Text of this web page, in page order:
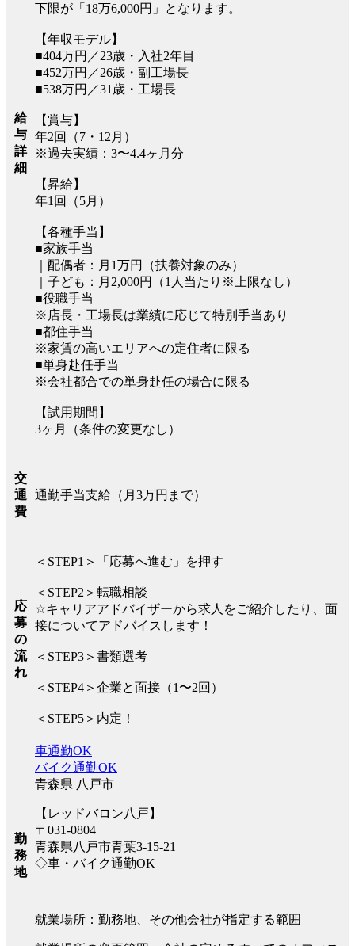
給
与
詳
細
下限が「18万6,000円」となります。
【年収モデル】
■404万円／23歳・入社2年目
■452万円／26歳・副工場長
■538万円／31歳・工場長
【賞与】
年2回（7・12月）
※過去実績：3〜4.4ヶ月分
【昇給】
年1回（5月）
【各種手当】
■家族手当
｜配偶者：月1万円（扶養対象のみ）
｜子ども：月2,000円（1人当たり※上限なし）
■役職手当
※店長・工場長は業績に応じて特別手当あり
■都住手当
※家賃の高いエリアへの定住者に限る
■単身赴任手当
※会社都合での単身赴任の場合に限る
【試用期間】
3ヶ月（条件の変更なし）
交
通
費
通勤手当支給（月3万円まで）
応
募
の
流
れ
＜STEP1＞「応募へ進む」を押す
＜STEP2＞転職相談
☆キャリアアドバイザーから求人をご紹介したり、面
接についてアドバイスします！
＜STEP3＞書類選考
＜STEP4＞企業と面接（1〜2回）
＜STEP5＞内定！
勤
務
地
車通勤OK
バイク通勤OK
青森県 八戸市
【レッドバロン八戸】
〒031-0804
青森県八戸市青葉3-15-21
◇車・バイク通勤OK
就業場所：勤務地、その他会社が指定する範囲